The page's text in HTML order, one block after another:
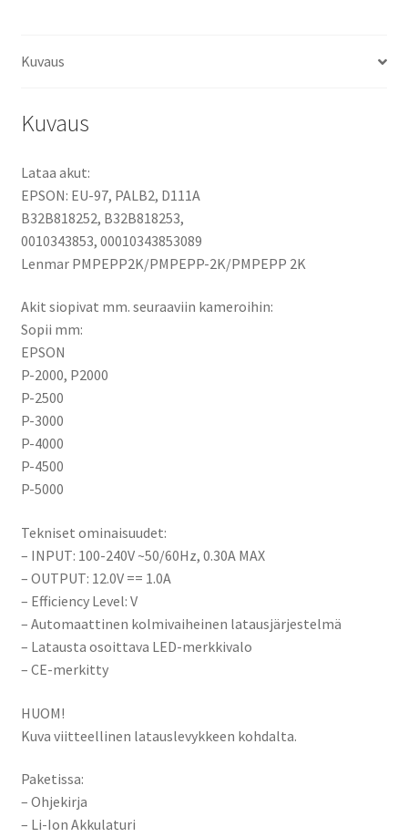
12V
Kuvaus
Kuvaus
Lataa akut:
EPSON: EU-97, PALB2, D111A
B32B818252, B32B818253,
0010343853, 00010343853089
Lenmar PMPEPP2K/PMPEPP-2K/PMPEPP 2K
Akit siopivat mm. seuraaviin kameroihin:
Sopii mm:
EPSON
P-2000, P2000
P-2500
P-3000
P-4000
P-4500
P-5000
Tekniset ominaisuudet:
– INPUT: 100-240V ~50/60Hz, 0.30A MAX
– OUTPUT: 12.0V == 1.0A
– Efficiency Level: V
– Automaattinen kolmivaiheinen latausjärjestelmä
– Latausta osoittava LED-merkkivalo
– CE-merkitty
HUOM!
Kuva viitteellinen latauslevykkeen kohdalta.
Paketissa:
– Ohjekirja
– Li-Ion Akkulaturi